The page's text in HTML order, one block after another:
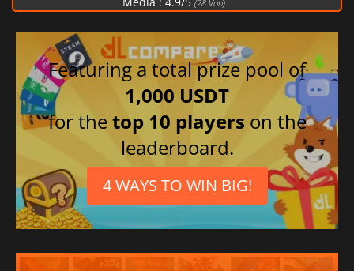
(28Voti)
Featuring a total prize pool of
1,000 USDT
for thetop 10 players on the
leaderboard.
4 WAYS TO WIN BIG!